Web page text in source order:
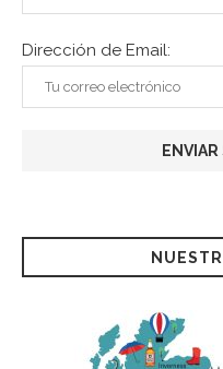
Dirección de Email: